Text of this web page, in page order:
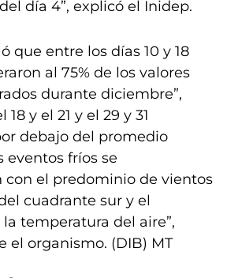
del día 4”, explicó el Inidep.
que entre los días 10 y 18
al 75% de los valores
durante diciembre”,
y el 21 y el 29 y 31
debajo del promedio
eventos fríos se
con el predominio de vientos
cuadrante sur y el
temperatura del aire”,
el organismo. (DIB) MT